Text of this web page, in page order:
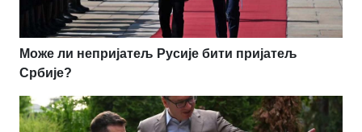
Може ли непријатељ Русије бити пријатељ
Србије?